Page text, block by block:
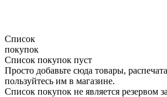
Список
покупок
Список покупок пуст
Просто добавьте сюда товары,
пользуйтесь им в магазине.
Список покупок не является резервом